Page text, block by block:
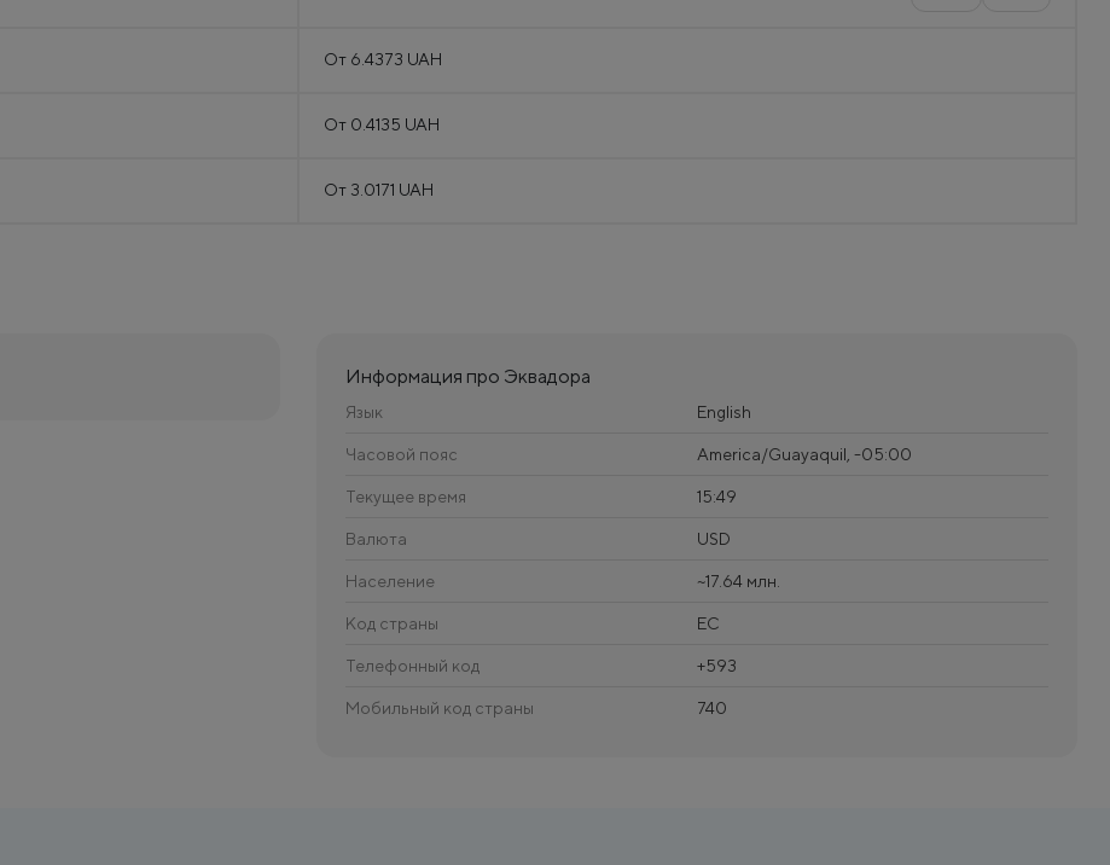
От 6.4373 UAH
От 0.4135 UAH
От 3.0171 UAH
Информация про Эквадора
Язык English
Часовой пояс America/Guayaquil, -05:00
Текущее время 15:49
Валюта USD
Население ~17.64 млн.
Код страны EC
Телефонный код +593
Мобильный код страны 740